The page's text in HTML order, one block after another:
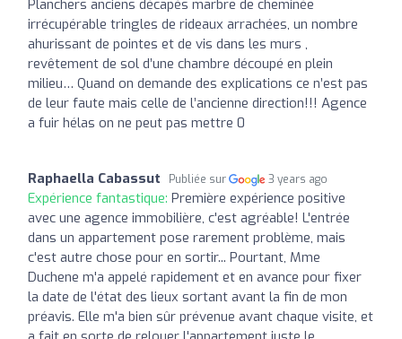
Planchers anciens décapés marbre de cheminée
irrécupérable tringles de rideaux arrachées, un nombre
ahurissant de pointes et de vis dans les murs ,
revêtement de sol d’une chambre découpé en plein
milieu… Quand on demande des explications ce n’est pas
de leur faute mais celle de l’ancienne direction!!! Agence
a fuir hélas on ne peut pas mettre 0
Raphaella Cabassut Publiée sur 3 years ago
Expérience fantastique: Première expérience positive
avec une agence immobilière, c'est agréable! L'entrée
dans un appartement pose rarement problème, mais
c'est autre chose pour en sortir... Pourtant, Mme
Duchene m'a appelé rapidement et en avance pour fixer
la date de l'état des lieux sortant avant la fin de mon
préavis. Elle m'a bien sûr prévenue avant chaque visite, et